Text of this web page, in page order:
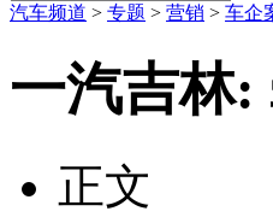
汽车频道 > 专题 > 营销 > 车企
一汽吉林:
正文